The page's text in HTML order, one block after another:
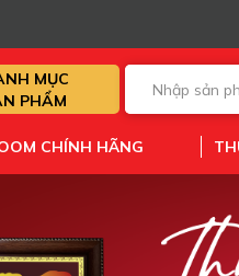
MỤC
PHẨM
CHÍNH HÃNG